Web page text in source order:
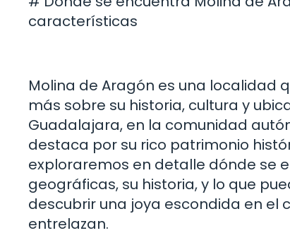
características
Molina de Aragón es una localidad
más sobre su historia, cultura y
Guadalajara, en la comunidad
destaca por su rico patrimonio
exploraremos en detalle dónde se
geográficas, su historia, y lo que
descubrir una joya escondida en el
entrelazan.